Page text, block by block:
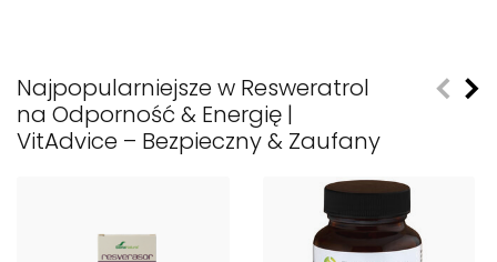
Najpopularniejsze w Resweratrol
na Odporność & Energię |
VitAdvice – Bezpieczny & Zaufany